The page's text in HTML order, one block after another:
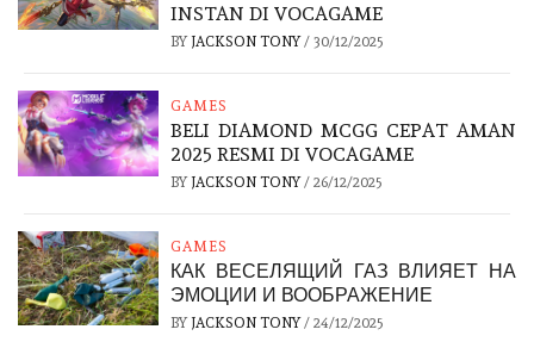
INSTAN DI VOCAGAME
BY JACKSON TONY/ 30/12/2025
GAMES
BELI DIAMOND MCGG CEPAT AMAN
2025 RESMI DI VOCAGAME
BY JACKSON TONY/ 26/12/2025
GAMES
КАК ВЕСЕЛЯЩИЙ ГАЗ ВЛИЯЕТ НА
ЭМОЦИИ И ВООБРАЖЕНИЕ
BY JACKSON TONY/ 24/12/2025